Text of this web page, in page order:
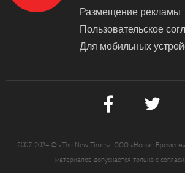
Размещение рекламы
Пользовательское
Для мобильных
2007-2024 © «The New Times». ООО «Новые
материалов допускается только с